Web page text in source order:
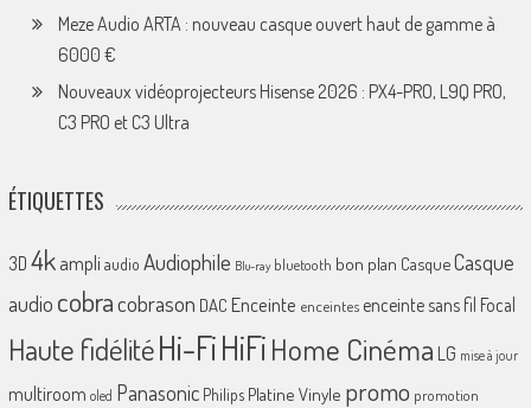
Meze Audio ARTA : nouveau casque ouvert haut de gamme à
6000 €
Nouveaux vidéoprojecteurs Hisense 2026 : PX4-PRO, L9Q PRO,
C3 PRO et C3 Ultra
ÉTIQUETTES
3D 4k ampliaudio Audiophile Blu-ray bluetooth bon plan CasqueCasque
audio cobracobrason DAC Enceinte enceintes enceinte sans fil Focal
Haute fidélitéHi-FiHiFiHome Cinéma LG mise à jour
multiroom oled Panasonic Philips Platine Vinyle promo promotion